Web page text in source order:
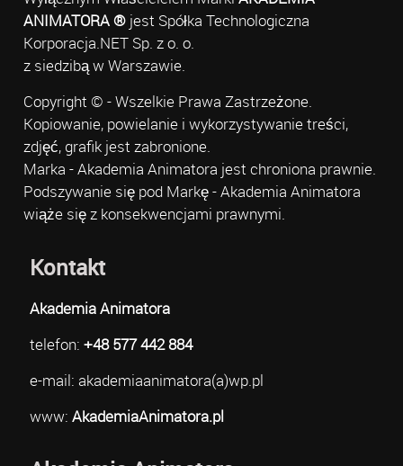
ANIMATORA ®jest Spółka Technologiczna
Korporacja.NET Sp. z o. o.
z siedzibą w Warszawie.
Copyright © - Wszelkie Prawa Zastrzeżone.
Kopiowanie, powielanie i wykorzystywanie treści,
zdjęć, grafik jest zabronione.
Marka - Akademia Animatora jest chroniona prawnie.
Podszywanie się pod Markę - Akademia Animatora
wiąże się z konsekwencjami prawnymi.
Kontakt
Akademia Animatora
telefon: +48 577 442 884
e-mail: akademiaanimatora(a)wp.pl
www: AkademiaAnimatora.pl